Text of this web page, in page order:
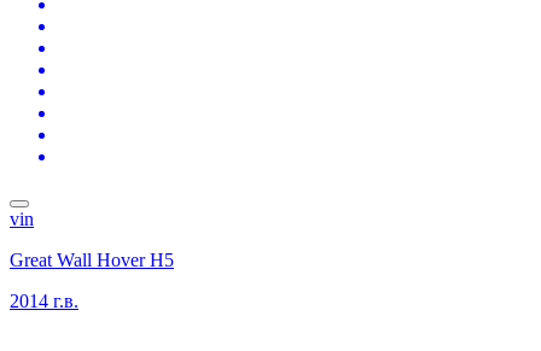
vin
Great Wall Hover H5
2014 г.в.